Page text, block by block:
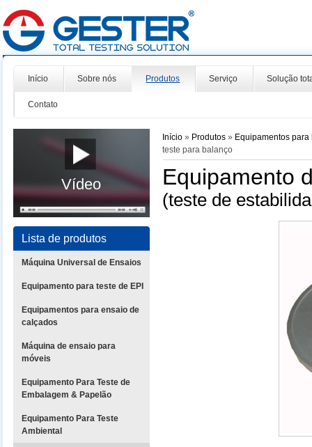
Início Sobre nós Produtos Serviço Solução
Contato
Vídeo
Lista de produtos
Máquina Universal de Ensaios
Equipamento para teste de EPI
Equipamentos para ensaio de
calçados
Máquina de ensaio para
móveis
Equipamento Para Teste de
Embalagem & Papelão
Equipamento Para Teste
Ambiental
Início » Produtos» Equipamentos
teste para balanço
Equipamento
(teste de